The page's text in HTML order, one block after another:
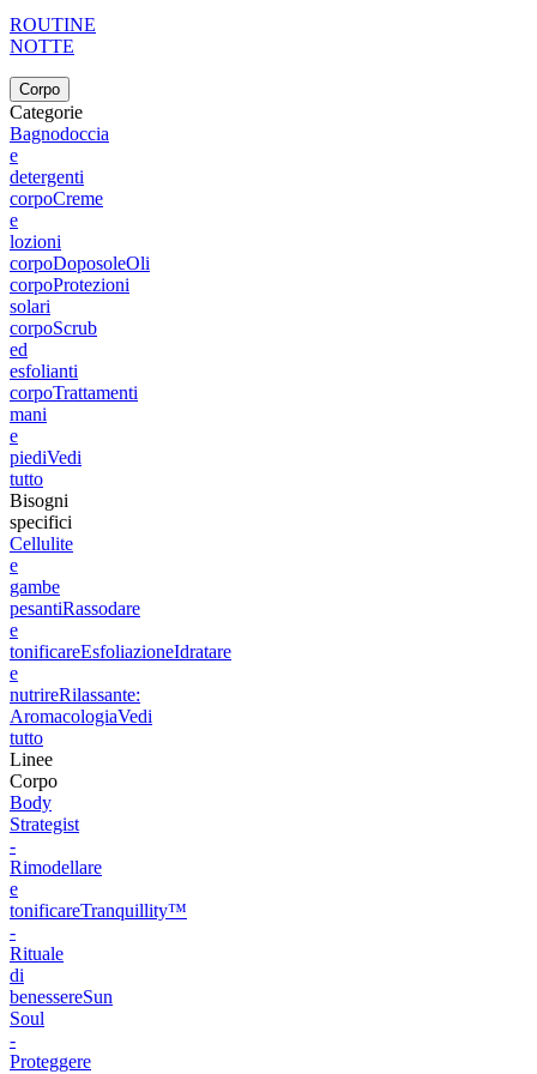
ROUTINE
NOTTE
Corpo
Categorie
Bagnodoccia
e
detergenti
corpoCreme
e
lozioni
corpoDoposoleOli
corpoProtezioni
solari
corpoScrub
ed
esfolianti
corpoTrattamenti
mani
e
piediVedi
tutto
Bisogni
specifici
Cellulite
e
gambe
pesantiRassodare
e
tonificareEsfoliazioneIdratare
e
nutrireRilassante:
AromacologiaVedi
tutto
Linee
Corpo
Body
Strategist
-
Rimodellare
e
tonificareTranquillity™
-
Rituale
di
benessereSun
Soul
-
Proteggere